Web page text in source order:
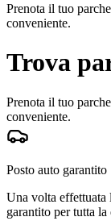
Prenota il tuo
conveniente.
Trova
Prenota il tuo
conveniente.
Posto auto garantito
Una volta effettuata
garantito per tutta